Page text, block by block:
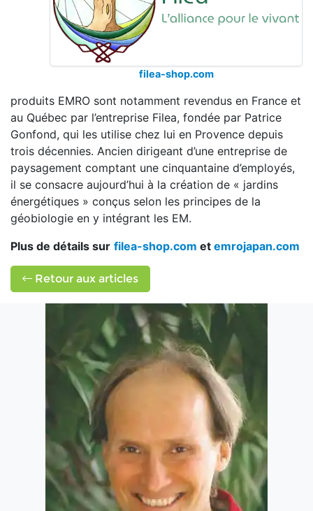
filea-shop.com
produits EMRO sont notamment revendus en France et
au Québec par l’entreprise Filea, fondée par Patrice
Gonfond, qui les utilise chez lui en Provence depuis
trois décennies. Ancien dirigeant d’une entreprise de
paysagement comptant une cinquantaine d’employés,
il se consacre aujourd’hui à la création de « jardins
énergétiques » conçus selon les principes de la
géobiologie en y intégrant les EM.
Plus de détails sur filea-shop.com et emrojapan.com
Retour aux articles